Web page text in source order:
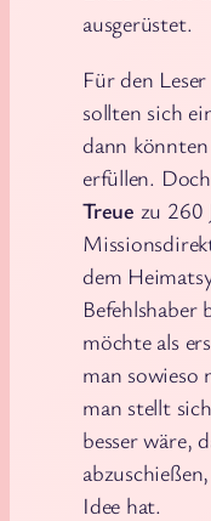
ausgerüstet.
Für den
sollten sich
dann
erfüllen. Doch
Treue zu 260
dem
Befehlshaber
möchte als
man sowieso
man stellt
besser wäre,
Idee hat.